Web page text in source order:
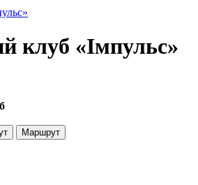
клуб «Імпульс»
Маршрут